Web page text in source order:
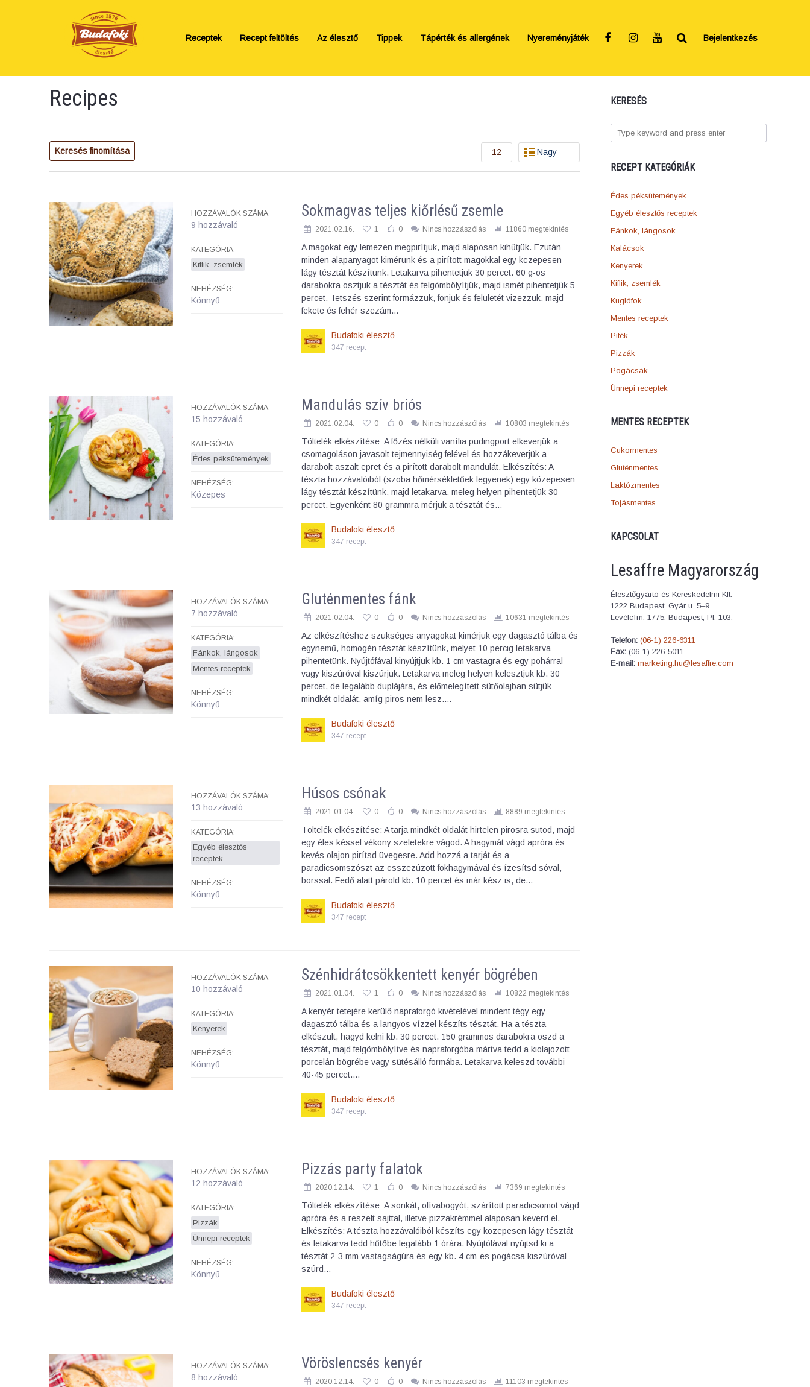
Receptek Recept feltöltés Az élesztő Tippek Tápérték és allergének Nyereményjáték Bejelentkezés
KERESÉS
RECEPT KATEGÓRIÁK
Édes péksütemények
Egyéb élesztős receptek
Fánkok, lángosok
Kalácsok
Kenyerek
Kiflik, zsemlék
Kuglófok
Mentes receptek
Piték
Pizzák
Pogácsák
Ünnepi receptek
MENTES RECEPTEK
Cukormentes
Gluténmentes
Laktózmentes
Tojásmentes
KAPCSOLAT
Lesaffre Magyarország
Élesztőgyártó és Kereskedelmi Kft.
1222 Budapest, Gyár u. 5–9.
Levélcím: 1775, Budapest, Pf. 103.
Telefon: (06-1) 226-6311
Fax: (06-1) 226-5011
E-mail: marketing.hu@lesaffre.com
Recipes
Keresés finomítása Nagy
12
HOZZÁVALÓK SZÁMA:
9 hozzávaló
KATEGÓRIA:
Kiflik, zsemlék
NEHÉZSÉG:
Könnyű
Sokmagvas teljes kiőrlésű zsemle
2021.02.16. 1 0 Nincs hozzászólás 11860 megtekintés
A magokat egy lemezen megpirítjuk, majd alaposan kihűtjük. Ezután
minden alapanyagot kimérünk és a pirított magokkal egy közepesen
lágy tésztát készítünk. Letakarva pihentetjük 30 percet. 60 g-os
darabokra osztjuk a tésztát és felgömbölyítjük, majd ismét pihentetjük 5
percet. Tetszés szerint formázzuk, fonjuk és felületét vizezzük, majd
fekete és fehér szezám…
Budafoki élesztő
347 recept
HOZZÁVALÓK SZÁMA:
15 hozzávaló
KATEGÓRIA:
Édes péksütemények
NEHÉZSÉG:
Közepes
Mandulás szív briós
2021.02.04. 0 0 Nincs hozzászólás 10803 megtekintés
Töltelék elkészítése: A főzés nélküli vanília pudingport elkeverjük a
csomagoláson javasolt tejmennyiség felével és hozzákeverjük a
darabolt aszalt epret és a pirított darabolt mandulát. Elkészítés: A
tészta hozzávalóiból (szoba hőmérsékletűek legyenek) egy közepesen
lágy tésztát készítünk, majd letakarva, meleg helyen pihentetjük 30
percet. Egyenként 80 grammra mérjük a tésztát és…
Budafoki élesztő
347 recept
HOZZÁVALÓK SZÁMA:
7 hozzávaló
KATEGÓRIA:
Fánkok, lángosok
Mentes receptek
NEHÉZSÉG:
Könnyű
Gluténmentes fánk
2021.02.04. 0 0 Nincs hozzászólás 10631 megtekintés
Az elkészítéshez szükséges anyagokat kimérjük egy dagasztó tálba és
egynemű, homogén tésztát készítünk, melyet 10 percig letakarva
pihentetünk. Nyújtófával kinyújtjuk kb. 1 cm vastagra és egy pohárral
vagy kiszúróval kiszúrjuk. Letakarva meleg helyen kelesztjük kb. 30
percet, de legalább duplájára, és előmelegített sütőolajban sütjük
mindkét oldalát, amíg piros nem lesz.…
Budafoki élesztő
347 recept
HOZZÁVALÓK SZÁMA:
13 hozzávaló
KATEGÓRIA:
Egyéb élesztős
receptek
NEHÉZSÉG:
Könnyű
Húsos csónak
2021.01.04. 0 0 Nincs hozzászólás 8889 megtekintés
Töltelék elkészítése: A tarja mindkét oldalát hirtelen pirosra sütöd, majd
egy éles késsel vékony szeletekre vágod. A hagymát vágd apróra és
kevés olajon pirítsd üvegesre. Add hozzá a tarját és a
paradicsomszószt az összezúzott fokhagymával és ízesítsd sóval,
borssal. Fedő alatt párold kb. 10 percet és már kész is, de…
Budafoki élesztő
347 recept
HOZZÁVALÓK SZÁMA:
10 hozzávaló
KATEGÓRIA:
Kenyerek
NEHÉZSÉG:
Könnyű
Szénhidrátcsökkentett kenyér bögrében
2021.01.04. 1 0 Nincs hozzászólás 10822 megtekintés
A kenyér tetejére kerülő napraforgó kivételével mindent tégy egy
dagasztó tálba és a langyos vízzel készíts tésztát. Ha a tészta
elkészült, hagyd kelni kb. 30 percet. 150 grammos darabokra oszd a
tésztát, majd felgömbölyítve és napraforgóba mártva tedd a kiolajozott
porcelán bögrébe vagy sütésálló formába. Letakarva keleszd további
40-45 percet.…
Budafoki élesztő
347 recept
HOZZÁVALÓK SZÁMA:
12 hozzávaló
KATEGÓRIA:
Pizzák
Ünnepi receptek
NEHÉZSÉG:
Könnyű
Pizzás party falatok
2020.12.14. 1 0 Nincs hozzászólás 7369 megtekintés
Töltelék elkészítése: A sonkát, olívabogyót, szárított paradicsomot vágd
apróra és a reszelt sajttal, illetve pizzakrémmel alaposan keverd el.
Elkészítés: A tészta hozzávalóiból készíts egy közepesen lágy tésztát
és letakarva tedd hűtőbe legalább 1 órára. Nyújtófával nyújtsd ki a
tésztát 2-3 mm vastagságúra és egy kb. 4 cm-es pogácsa kiszúróval
szúrd…
Budafoki élesztő
347 recept
HOZZÁVALÓK SZÁMA:
8 hozzávaló
Vöröslencsés kenyér
2020.12.14. 0 0 Nincs hozzászólás 11103 megtekintés